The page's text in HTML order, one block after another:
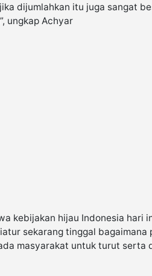
dijumlahkan itu juga sangat
ungkap Achyar
kebijakan hijau Indonesia hari
sekarang tinggal bagaimana
masyarakat untuk turut serta